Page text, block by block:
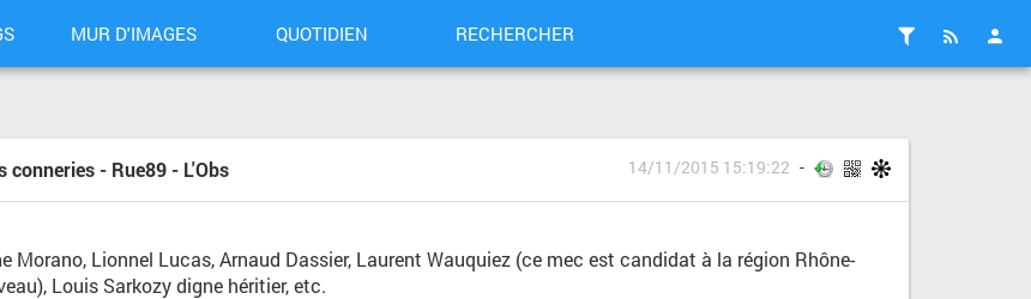
MUR D'IMAGES QUOTIDIEN RECHERCHER
conneries - Rue89 - L'Obs 14/11/2015 15:19:22
Morano, Lionnel Lucas, Arnaud Dassier, Laurent Wauquiez (ce mec est candidat à la région Rhône-
Louis Sarkozy digne héritier, etc.